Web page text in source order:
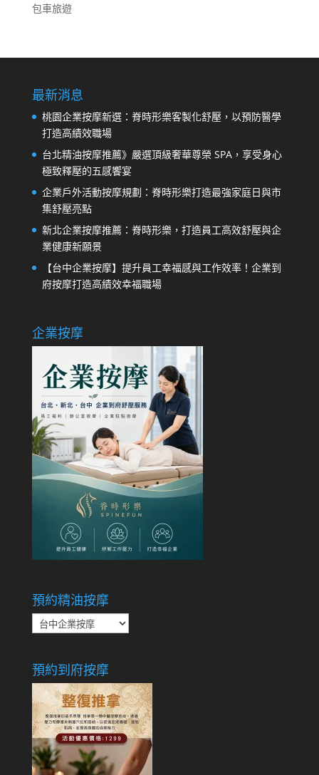
包車旅遊
最新消息
桃園企業按摩新選：脊時形樂客製化舒壓，以預防醫學
打造高績效職場
台北精油按摩推薦》嚴選頂級奢華尊榮 SPA，享受身心
極致釋壓的五感饗宴
企業戶外活動按摩規劃：脊時形樂打造最強家庭日與市
集舒壓亮點
新北企業按摩推薦：脊時形樂，打造員工高效舒壓與企
業健康新願景
【台中企業按摩】提升員工幸福感與工作效率！企業到
府按摩打造高績效幸福職場
企業按摩
預約精油按摩
預
約
油
按
摩
預約到府按摩